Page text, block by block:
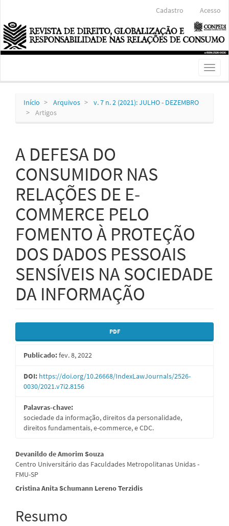
Conteúdo
principal
Barra
Lateral
Cadastro Acesso
Toggle
Início Arquivos
v. 7 n. 2 (2021): JULHO - DEZEMBRO
Artigos
A DEFESA DO
CONSUMIDOR NAS
RELAÇÕES DE E-
COMMERCE PELO
FOMENTO À PROTEÇÃO
DOS DADOS PESSOAIS
SENSÍVEIS NA SOCIEDADE
DA INFORMAÇÃO
Barra
lateral
de
artigos
PDF
Publicado:fev. 8, 2022
DOI: https://doi.org/10.26668/IndexLawJournals/2526-
0030/2021.v7i2.8156
Palavras-chave:
sociedade da informação, direitos da personalidade,
direitos fundamentais, e-commerce, e CDC.
Conteúdo
do
artigo
principal
Devanildo de Amorim Souza
Centro Universitário das Faculdades Metropolitanas Unidas -
FMU-SP
Cristina Anita Schumann Lereno Terzidis
Resumo